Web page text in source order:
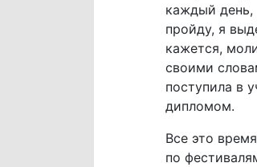
каждый день,
пройду, я
кажется,
своими
поступила в
дипломом.
Все это
по